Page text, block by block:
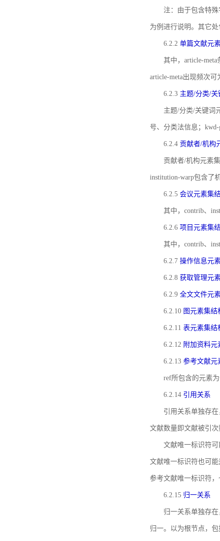
注：由于包含特殊
为例进行说明。其它
6.2.2 单篇文献元
其中，article-
article-meta出现频次可
6.2.3 主题/分类/
主题/分类/关键词
号、分类法信息；
6.2.4 贡献者/机构
贡献者/机构元素
institution-warp包含了
6.2.5 会议元素集
其中，contrib、
6.2.6 项目元素集
其中，contrib、
6.2.7 操作信息元
6.2.8 获取管理元
6.2.9 全文文件元
6.2.10 图元素集结
6.2.11 表元素集结
6.2.12 附加资料元
6.2.13 参考文献元
ref所包含的元素
6.2.14 引用关系
引用关系单独存
文献数量即文献被引
文献唯一标识符
文献唯一标识符也可
参考文献唯一标识符
6.2.15 归一关系
归一关系单独存
归一。以为根节点，